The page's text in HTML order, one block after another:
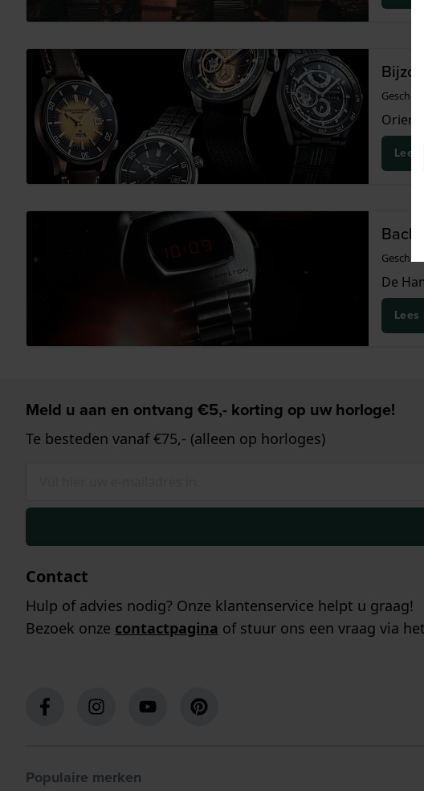
Orient
Lees
Back
De
Lees
Meld u aan en ontvang €5,- korting op uw horloge!
Te besteden vanaf €75,- (alleen op horloges)
Contact
Hulp of advies nodig? Onze klantenservice helpt u graag!
Bezoek onze contactpagina of stuur ons een vraag via het
Populaire merken